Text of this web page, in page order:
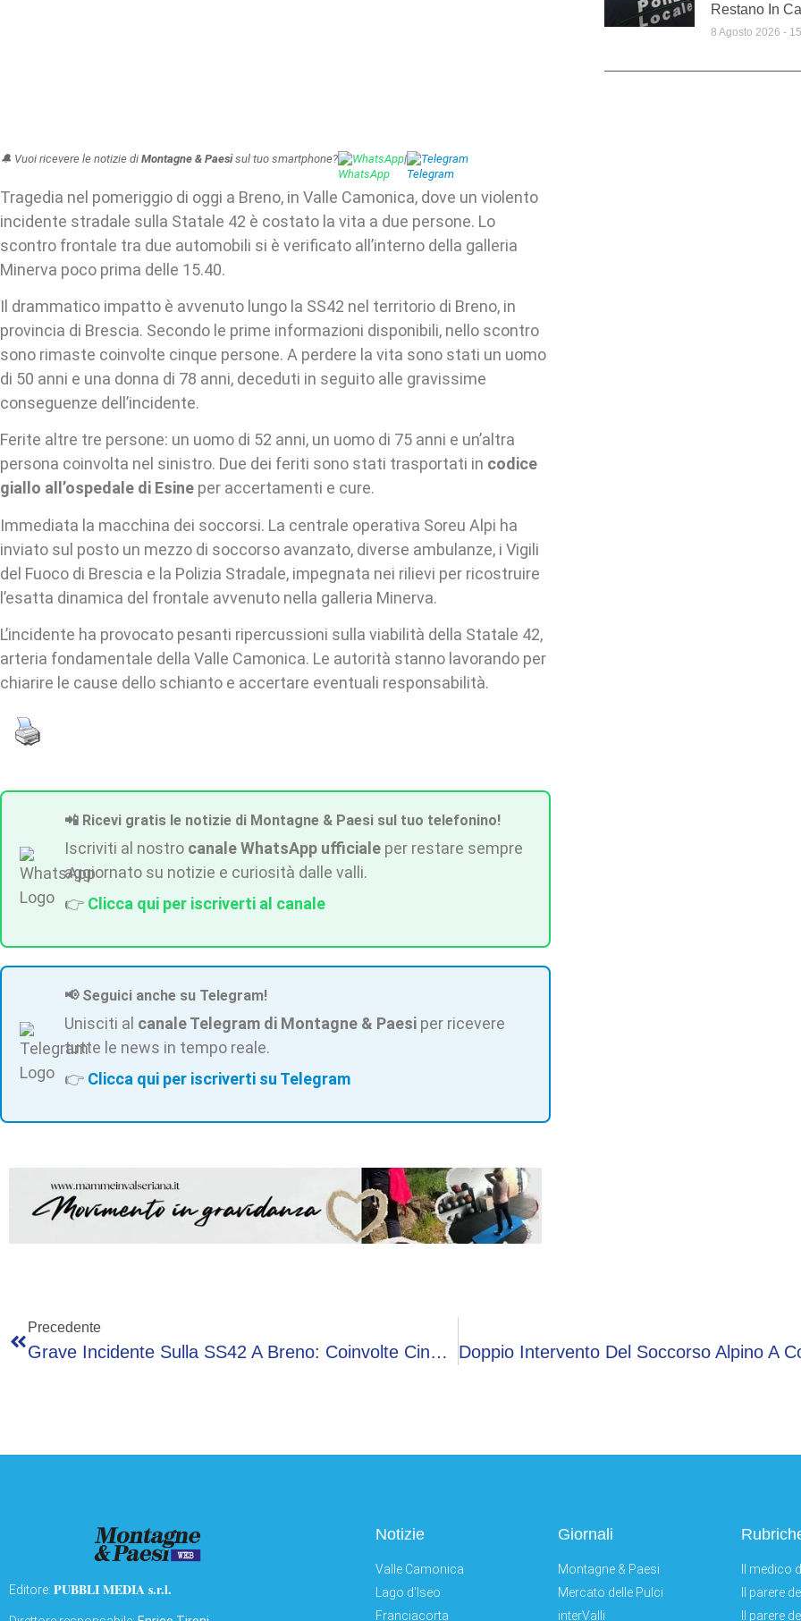
🔔 Vuoi ricevere le notizie di Montagne & Paesisul tuo smartphone? WhatsApp| Telegram
Tragedia nel pomeriggio di oggi a Breno, in Valle Camonica, dove un violento
incidente stradale sulla Statale 42 è costato la vita a due persone. Lo
scontro frontale tra due automobili si è verificato all’interno della galleria
Minerva poco prima delle 15.40.
Il drammatico impatto è avvenuto lungo la SS42 nel territorio di Breno, in
provincia di Brescia. Secondo le prime informazioni disponibili, nello scontro
sono rimaste coinvolte cinque persone. A perdere la vita sono stati un uomo
di 50 anni e una donna di 78 anni, deceduti in seguito alle gravissime
conseguenze dell’incidente.
Ferite altre tre persone: un uomo di 52 anni, un uomo di 75 anni e un’altra
persona coinvolta nel sinistro. Due dei feriti sono stati trasportati in codice
giallo all’ospedale di Esine per accertamenti e cure.
Immediata la macchina dei soccorsi. La centrale operativa Soreu Alpi ha
inviato sul posto un mezzo di soccorso avanzato, diverse ambulanze, i Vigili
del Fuoco di Brescia e la Polizia Stradale, impegnata nei rilievi per ricostruire
l’esatta dinamica del frontale avvenuto nella galleria Minerva.
L’incidente ha provocato pesanti ripercussioni sulla viabilità della Statale 42,
arteria fondamentale della Valle Camonica. Le autorità stanno lavorando per
chiarire le cause dello schianto e accertare eventuali responsabilità.
📲 Ricevi gratis le notizie di Montagne & Paesi sul tuo telefonino!
Iscriviti al nostro canale WhatsApp ufficiale per restare sempre
aggiornato su notizie e curiosità dalle valli.
👉 Clicca qui per iscriverti al canale
📢 Seguici anche su Telegram!
Unisciti al canale Telegram di Montagne & Paesi per ricevere
tutte le news in tempo reale.
👉 Clicca qui per iscriverti su Telegram
Restano In
8 Agosto 2026
Precedente
Grave Incidente Sulla SS42 A Breno: Coinvolte Cinque Persone, In Volo Anche L’elisoccorso
Editore: PUBBLI MEDIA s.r.l.
Notizie
Valle Camonica
Lago d'Iseo
Franciacorta
Giornali
Montagne & Paesi
Mercato delle Pulci
interValli
Il medico
Il parere
Il parere